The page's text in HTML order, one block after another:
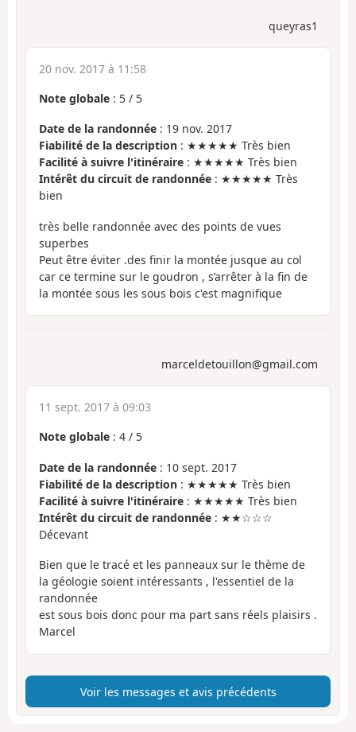
queyras1
20 nov. 2017 à 11:58
Note globale : 5 / 5
Date de la randonnée : 19 nov. 2017
Fiabilité de la description : ★★★★★ Très bien
Facilité à suivre l'itinéraire : ★★★★★ Très bien
Intérêt du circuit de randonnée : ★★★★★ Très
bien
très belle randonnée avec des points de vues
superbes
Peut être éviter .des finir la montée jusque au col
car ce termine sur le goudron , s’arrêter à la fin de
la montée sous les sous bois c'est magnifique
marceldetouillon@gmail.com
11 sept. 2017 à 09:03
Note globale : 4 / 5
Date de la randonnée : 10 sept. 2017
Fiabilité de la description : ★★★★★ Très bien
Facilité à suivre l'itinéraire : ★★★★★ Très bien
Intérêt du circuit de randonnée : ★★☆☆☆
Décevant
Bien que le tracé et les panneaux sur le thème de
la géologie soient intéressants , l'essentiel de la
randonnée
est sous bois donc pour ma part sans réels plaisirs .
Marcel
Voir les messages et avis précédents